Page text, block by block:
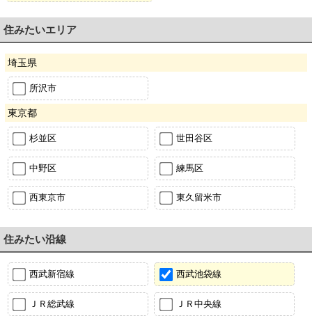
住みたいエリア
埼玉県
所沢市
東京都
杉並区 世田谷区
中野区 練馬区
西東京市 東久留米市
住みたい沿線
西武新宿線 西武池袋線
ＪＲ総武線 ＪＲ中央線